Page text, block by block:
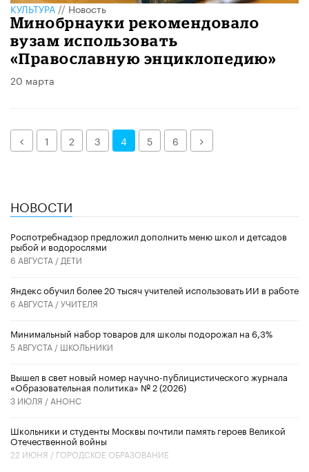
КУЛЬТУРА//Новость
Минобрнауки рекомендовало
вузам использовать
«Православную энциклопедию»
20 марта
Назад1 2 3 4 5 6 Далее
НОВОСТИ
Роспотребнадзор предложил дополнить меню школ и детсадов
рыбой и водорослями
6 АВГУСТА / ДЕТИ
​Яндекс обучил более 20 тысяч учителей использовать ИИ в работе
6 АВГУСТА /УЧИТЕЛЯ
Минимальный набор товаров для школы подорожал на 6,3%
5 АВГУСТА / ШКОЛЬНИКИ
Вышел в свет новый номер научно-публицистического журнала
«Образовательная политика» № 2 (2026)
3 ИЮЛЯ / АНОНС
Школьники и студенты Москвы почтили память героев Великой
Отечественной войны
22 ИЮНЯ / ГОРОДСКОЕ ОБРАЗОВАНИЕ